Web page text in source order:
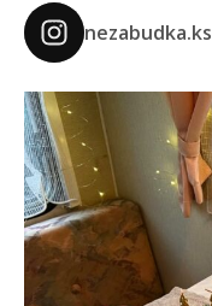
nezabudka.ks